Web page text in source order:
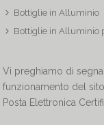
Bottiglie in Alluminio
Bottiglie in Alluminio
Vi preghiamo di
funzionamento del
Posta Elettronica